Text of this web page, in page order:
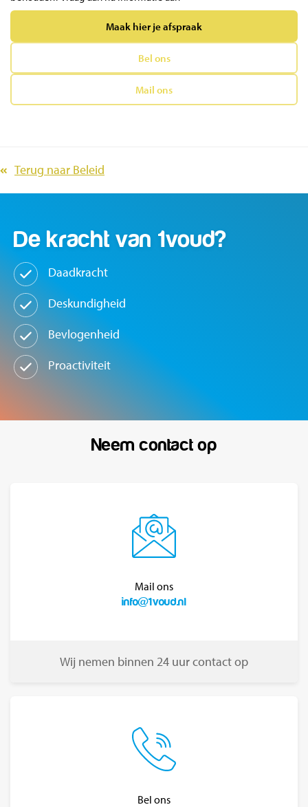
Maak hier je afspraak
Bel ons
Mail ons
Terug naar Beleid
De kracht van 1voud?
Daadkracht
Deskundigheid
Bevlogenheid
Proactiviteit
Neem contact op
Mail ons
info@1voud.nl
Wij nemen binnen 24 uur contact op
Bel ons